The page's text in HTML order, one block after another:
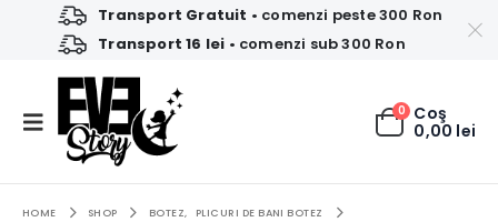
Transport Gratuit • comenzi peste 300 Ron
Transport 16 lei • comenzi sub 300 Ron
0 Coş
0,00 lei
HOME SHOP BOTEZ,
PLICURI DE BANI BOTEZ